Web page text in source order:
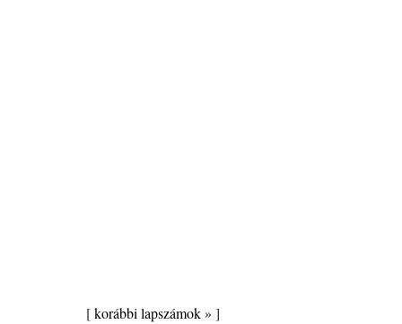
[korábbi lapszámok » ]